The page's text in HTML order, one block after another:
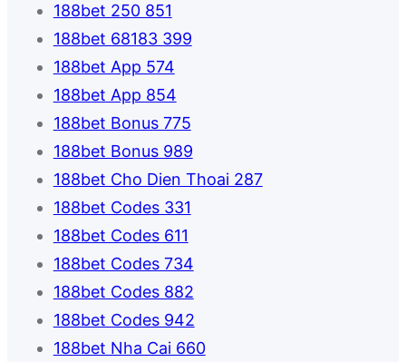
188bet 250 851
188bet 68183 399
188bet App 574
188bet App 854
188bet Bonus 775
188bet Bonus 989
188bet Cho Dien Thoai 287
188bet Codes 331
188bet Codes 611
188bet Codes 734
188bet Codes 882
188bet Codes 942
188bet Nha Cai 660